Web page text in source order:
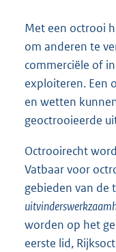
Met een octrooi
om anderen te
commerciële of
exploiteren. Een
en wetten
geoctrooieerde
Octrooirecht
Vatbaar voor
gebieden van de
worden op het
eerste lid,